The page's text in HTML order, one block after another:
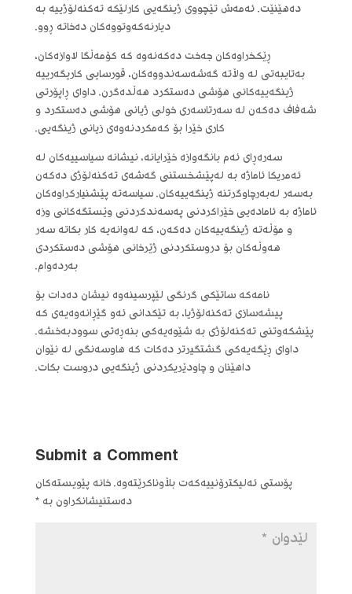
دەهێنێت. ئەمەش تێچووی ژینگەیی کارلێکە تەکنەلۆژییە بە
دیارنەکەوتووەکان دەخاتە ڕوو.
ڕێکخراوەکان جەخت دەکەنەوە کە کۆمەڵگا لاوازەکان،
بەتایبەتی لە وڵاتە گەشەسەندووەکان، قورسایی کاریگەرییە
ژینگەییەکانی هۆشی دەستکرد هەڵدەگرن. داوای ڕاپۆرتی
شەفاف دەکەن لە سەرتاسەری خولی ژیانی هۆشی دەستکرد و
کاری خێرا بۆ کەمکردنەوەی زیانی ژینگەیی.
سەرەڕای ئەم بانگەوازە خێرایانە، نیشانە سیاسییەکان لە
ئەمریکا ئاماژە بە لەپێشخستنی گەشەی تەکنەلۆژی دەکەن
بەسەر لەبەرچاوگرتنە ژینگەییەکان. سیاسەتە پێشنیارکراوەکان
ئاماژە بە ئامادەیی خێراکردنی پەسەندکردنی وێستگەکانی وزە
و مۆڵەتە ژینگەییەکان دەکەن، کە لەوانەیە کار بکاتە سەر
هەوڵەکان بۆ دروستکردنی ژێرخانی هۆشی دەستکردی
بەردەوام.
نامەکە ساتێکی گرنگی لێپرسینەوە نیشان دەدات بۆ
پیشەسازی تەکنەلۆژیا، بە تێکدانی ئەو گێڕانەوەیەی کە
پێشکەوتنی تەکنەلۆژی بە شێوەیەکی بنەڕەتی سوودبەخشە.
داوای ڕێگەیەکی گشتگیرتر دەکات کە هاوسەنگی لە نێوان
داهێنان و چاودێریکردنی ژینگەیی دروست بکات.
Submit a Comment
پۆستی ئەلیکترۆنییەکەت بڵاوناکرێتەوە. خانە پێویستەکان
دەستنیشانکراون بە*